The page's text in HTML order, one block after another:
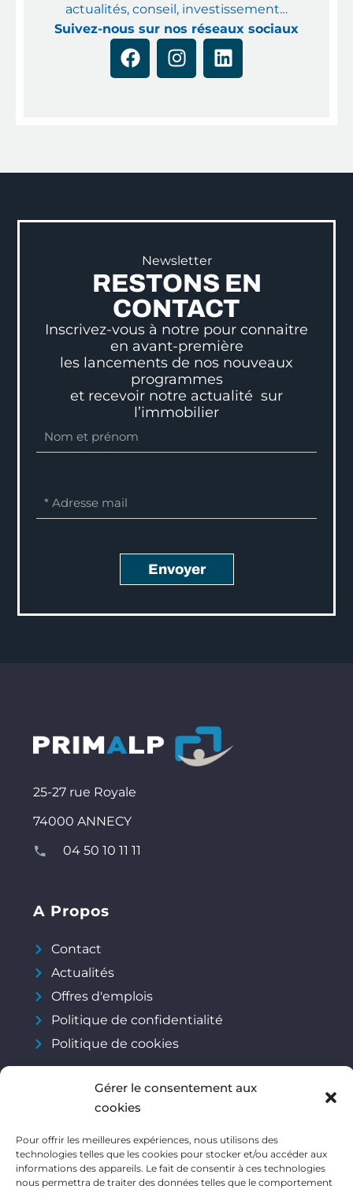
Gérer le consentement aux
cookies
Pour offrir les meilleures expériences, nous utilisons des
technologies telles que les cookies pour stocker et/ou accéder aux
informations des appareils. Le fait de consentir à ces technologies
nous permettra de traiter des données telles que le comportement
actualités, conseil, investissement…
Suivez-nous sur nos réseaux sociaux
Newsletter
RESTONS EN
CONTACT
Inscrivez-vous à notre pour connaitre
en avant-première
les lancements de nos nouveaux
programmes
et recevoir notre actualité sur
l’immobilier
Envoyer
25-27 rue Royale
74000 ANNECY
04 50 10 11 11
A Propos
Contact
Actualités
Offres d'emplois
Politique de confidentialité
Politique de cookies
Réseaux Sociaux